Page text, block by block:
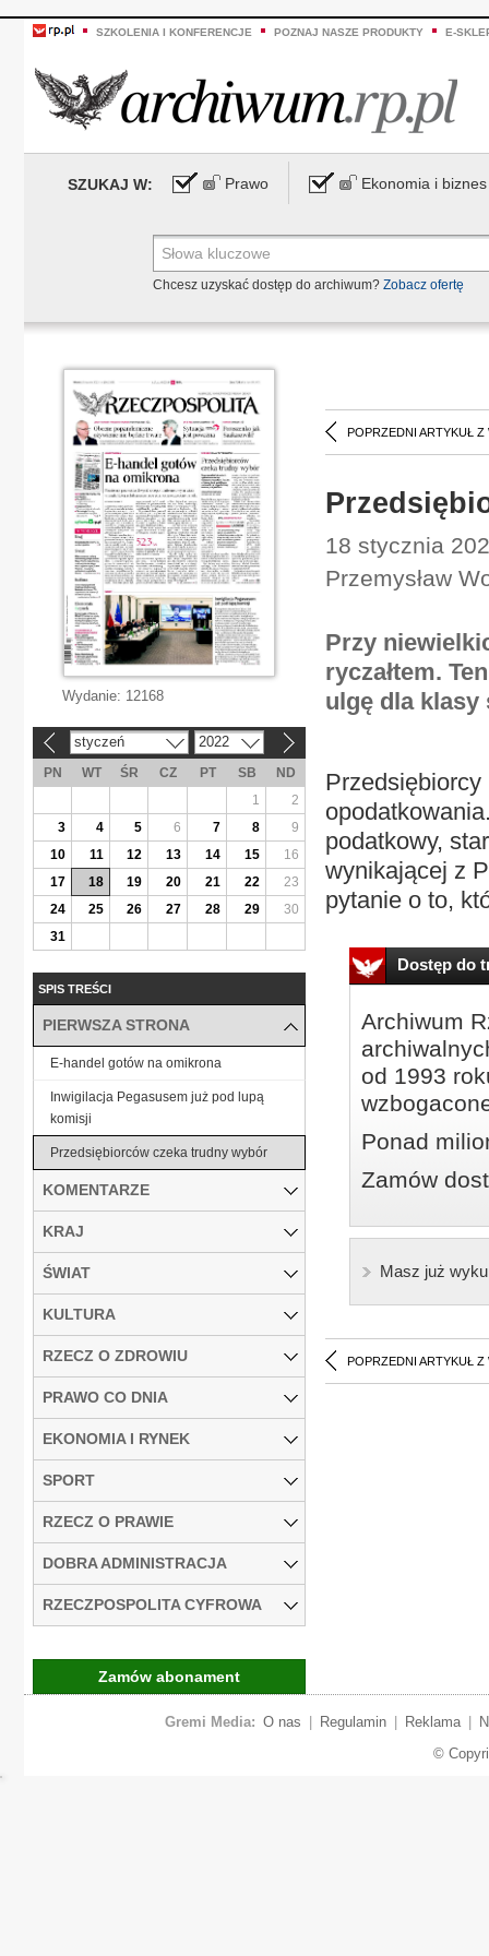
SZKOLENIA I KONFERENCJE POZNAJ NASZE PRODUKTY E-
SZUKAJ W: Prawo Ekonomia i biznes
Chcesz uzyskać dostęp do archiwum? Zobacz ofertę
POPRZEDNI ARTYKUŁ Z
18 stycznia
Przemysław
Przy
ryczałtem.
ulgę dla
podatkowy,
wynikającej z
pytanie o to,
Dostęp do
Archiwum
od 1993
Ponad
Zamów
Masz już
POPRZEDNI ARTYKUŁ Z
Wydanie: 12168
styczeń 2022
PN WT ŚR CZ PT SB
ND
1
2
3
4 5 6 7 8
9
10
11 12 13 14 15
16
17
18 19 20 21 22
23
24
25 26 27 28 29
30
31
SPIS TREŚCI
PIERWSZA STRONA
E-handel gotów na omikrona
Inwigilacja Pegasusem już pod lupą
komisji
Przedsiębiorców czeka trudny wybór
KOMENTARZE
KRAJ
ŚWIAT
KULTURA
RZECZ O ZDROWIU
PRAWO CO DNIA
EKONOMIA I RYNEK
SPORT
RZECZ O PRAWIE
DOBRA ADMINISTRACJA
RZECZPOSPOLITA CYFROWA
Zamów abonament
Gremi Media: O nas Regulamin Reklama
©